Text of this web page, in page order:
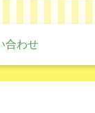
合わせ